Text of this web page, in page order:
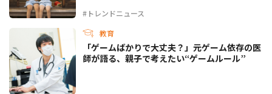
#トレンドニュース
教育
「ゲームばかりで大丈夫？」元ゲーム依存の医
師が語る、親子で考えたい“ゲームルール”